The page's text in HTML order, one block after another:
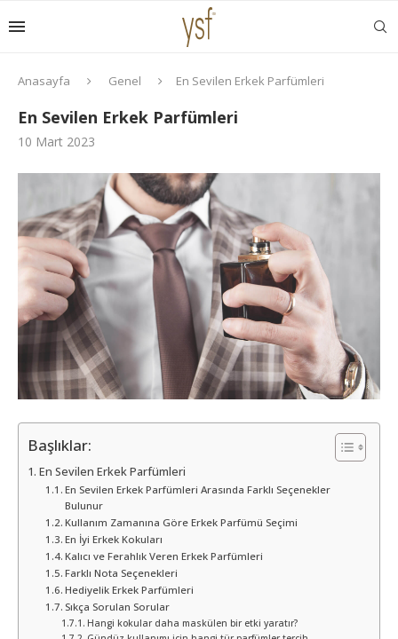
Anasayfa Genel En Sevilen Erkek Parfümleri
En Sevilen Erkek Parfümleri
10 Mart 2023
Başlıklar:
En Sevilen Erkek Parfümleri
En Sevilen Erkek Parfümleri Arasında Farklı Seçenekler
Bulunur
Kullanım Zamanına Göre Erkek Parfümü Seçimi
En İyi Erkek Kokuları
Kalıcı ve Ferahlık Veren Erkek Parfümleri
Farklı Nota Seçenekleri
Hediyelik Erkek Parfümleri
Sıkça Sorulan Sorular
Hangi kokular daha maskülen bir etki yaratır?